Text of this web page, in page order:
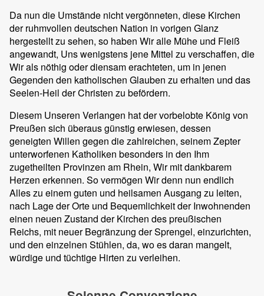
Da nun die Umstände nicht vergönneten, diese Kirchen
der ruhmvollen deutschen Nation in vorigen Glanz
hergestellt zu sehen, so haben Wir alle Mühe und Fleiß
angewandt, Uns wenigstens jene Mittel zu verschaffen, die
Wir als nöthig oder diensam erachteten, um in jenen
Gegenden den katholischen Glauben zu erhalten und das
Seelen-Heil der Christen zu befördern.
Diesem Unseren Verlangen hat der vorbelobte König von
Preußen sich überaus günstig erwiesen, dessen
geneigten Willen gegen die zahlreichen, seinem Zepter
unterworfenen Katholiken besonders in den Ihm
zugetheilten Provinzen am Rhein, Wir mit dankbarem
Herzen erkennen. So vermögen Wir denn nun endlich
Alles zu einem guten und heilsamen Ausgang zu leiten,
nach Lage der Orte und Bequemlichkeit der Inwohnenden
einen neuen Zustand der Kirchen des preußischen
Reichs, mit neuer Begränzung der Sprengel, einzurichten,
und den einzelnen Stühlen, da, wo es daran mangelt,
würdige und tüchtige Hirten zu verleihen.